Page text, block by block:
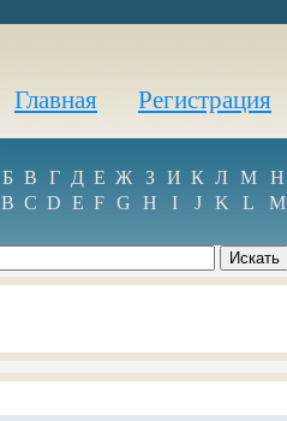
Главная Регистрация
Б В Г Д Е Ж З И К Л М Н
B C D E F G H I J K L M